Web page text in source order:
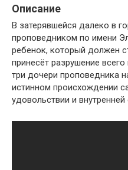
Описание
В затерявшейся далеко в
проповедником по имени
ребенок, который должен
принесёт разрушение
три дочери проповедника
истинном происхождении
удовольствии и